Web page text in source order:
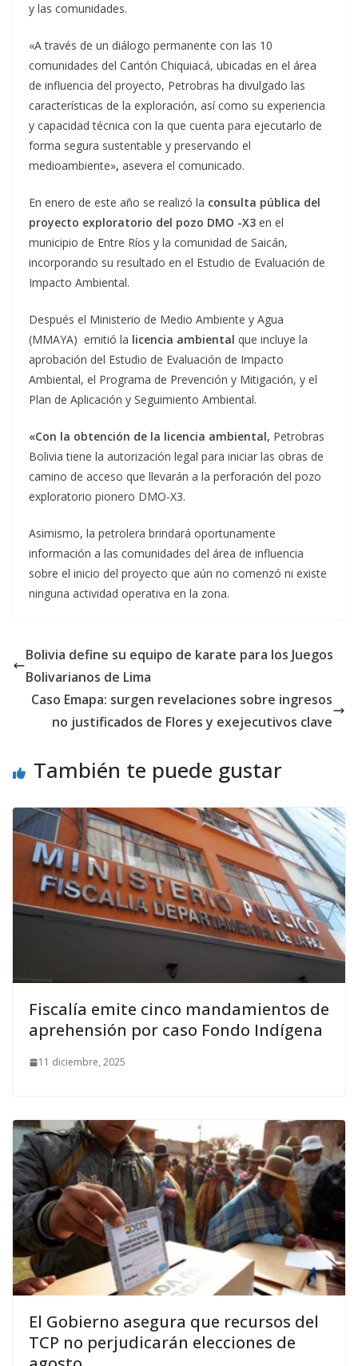
y las comunidades.
«A través de un diálogo permanente con las 10
comunidades del Cantón Chiquiacá, ubicadas en el área
de influencia del proyecto, Petrobras ha divulgado las
características de la exploración, así como su experiencia
y capacidad técnica con la que cuenta para ejecutarlo de
forma segura sustentable y preservando el
medioambiente», asevera el comunicado.
En enero de este año se realizó la consulta pública del
proyecto exploratorio del pozo DMO -X3 en el
municipio de Entre Ríos y la comunidad de Saicán,
incorporando su resultado en el Estudio de Evaluación de
Impacto Ambiental.
Después el Ministerio de Medio Ambiente y Agua
(MMAYA) emitió la licencia ambiental que incluye la
aprobación del Estudio de Evaluación de Impacto
Ambiental, el Programa de Prevención y Mitigación, y el
Plan de Aplicación y Seguimiento Ambiental.
«Con la obtención de la licencia ambiental, Petrobras
Bolivia tiene la autorización legal para iniciar las obras de
camino de acceso que llevarán a la perforación del pozo
exploratorio pionero DMO-X3.
Asimismo, la petrolera brindará oportunamente
información a las comunidades del área de influencia
sobre el inicio del proyecto que aún no comenzó ni existe
ninguna actividad operativa en la zona.
Bolivia define su equipo de karate para los Juegos
Bolivarianos de Lima
Caso Emapa: surgen revelaciones sobre ingresos
no justificados de Flores y exejecutivos clave
También te puede gustar
Fiscalía emite cinco mandamientos de
aprehensión por caso Fondo Indígena
11 diciembre, 2025
El Gobierno asegura que recursos del
TCP no perjudicarán elecciones de